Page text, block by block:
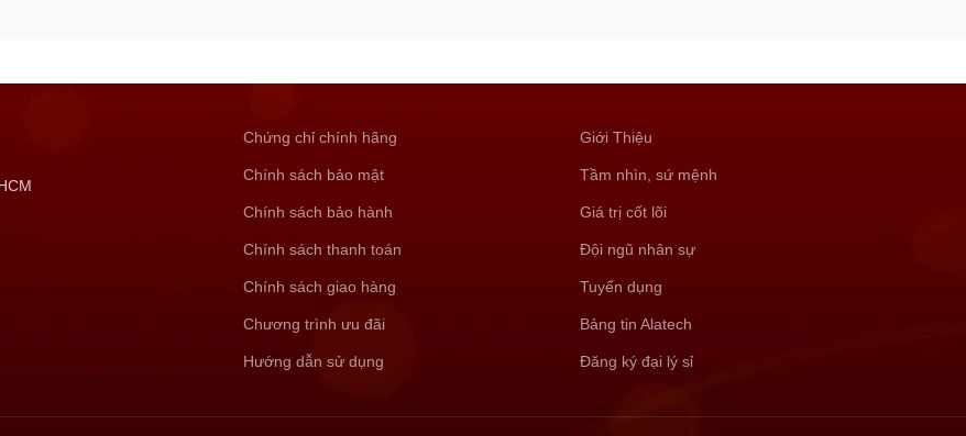
Chứng chỉ chính hãng
Chính sách bảo mật
Chính sách bảo hành
Chính sách thanh toán
Chính sách giao hàng
Chương trình ưu đãi
Hướng dẫn sử dụng
Giới Thiệu
Tầm nhìn, sứ mệnh
Giá trị cốt lõi
Đội ngũ nhân sự
Tuyển dụng
Bảng tin Alatech
Đăng ký đại lý sỉ